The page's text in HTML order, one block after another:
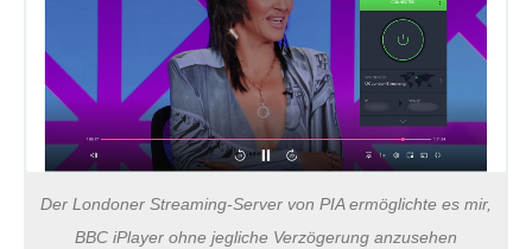
Der Londoner Streaming-Server von PIA ermöglichte es mir,
BBC iPlayer ohne jegliche Verzögerung anzusehen